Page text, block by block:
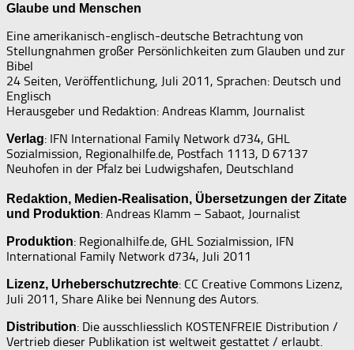
Glaube und Menschen
Eine amerikanisch-englisch-deutsche Betrachtung von
Stellungnahmen großer Persönlichkeiten zum Glauben und zur
Bibel
24 Seiten, Veröffentlichung, Juli 2011, Sprachen: Deutsch und
Englisch
Herausgeber und Redaktion: Andreas Klamm, Journalist
Verlag: IFN International Family Network d734, GHL
Sozialmission, Regionalhilfe.de, Postfach 1113, D 67137
Neuhofen in der Pfalz bei Ludwigshafen, Deutschland
Redaktion, Medien-Realisation, Übersetzungen der Zitate
und Produktion: Andreas Klamm – Sabaot, Journalist
Produktion: Regionalhilfe.de, GHL Sozialmission, IFN
International Family Network d734, Juli 2011
Lizenz, Urheberschutzrechte: CC Creative Commons Lizenz,
Juli 2011, Share Alike bei Nennung des Autors.
Distribution: Die ausschliesslich KOSTENFREIE Distribution /
Vertrieb dieser Publikation ist weltweit gestattet / erlaubt.